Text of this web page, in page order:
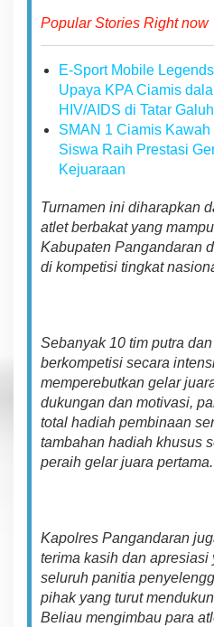
2
Popular Stories Right now
E-Sport Mobile
Upaya KPA Ciamis
HIV/AIDS di Tatar Galuh
SMAN 1 Ciamis
Siswa Raih Prestasi
Kejuaraan
Turnamen ini diharapkan
atlet berbakat yang
Kabupaten Pangandaran
di kompetisi tingkat
Sebanyak 10 tim putra
berkompetisi secara
memperebutkan gelar
dukungan dan motivasi,
total hadiah pembinaan
tambahan hadiah khusus
peraih gelar juara pertama.
Kapolres Pangandaran
terima kasih dan
seluruh panitia
pihak yang turut
Beliau mengimbau para